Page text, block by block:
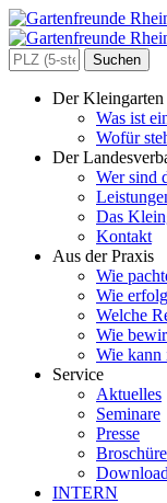
Zum
Inhalt
springen
Search
for:
Der Kleingarten
Was ist
Wofür
Der
Wer sind
Das
Kontakt
Aus der Praxis
Wie
Wie
Welche
Wie
Wie kann
Service
Aktuelles
Seminare
Presse
INTERN